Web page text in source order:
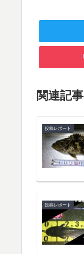
関連記事
投稿レポート
投稿レポート